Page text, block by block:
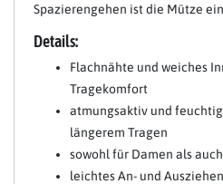
Spazierengehen ist die Mütze
Details:
Flachnähte und weiches
Tragekomfort
atmungsaktiv und
längerem Tragen
sowohl für Damen als
leichtes An- und